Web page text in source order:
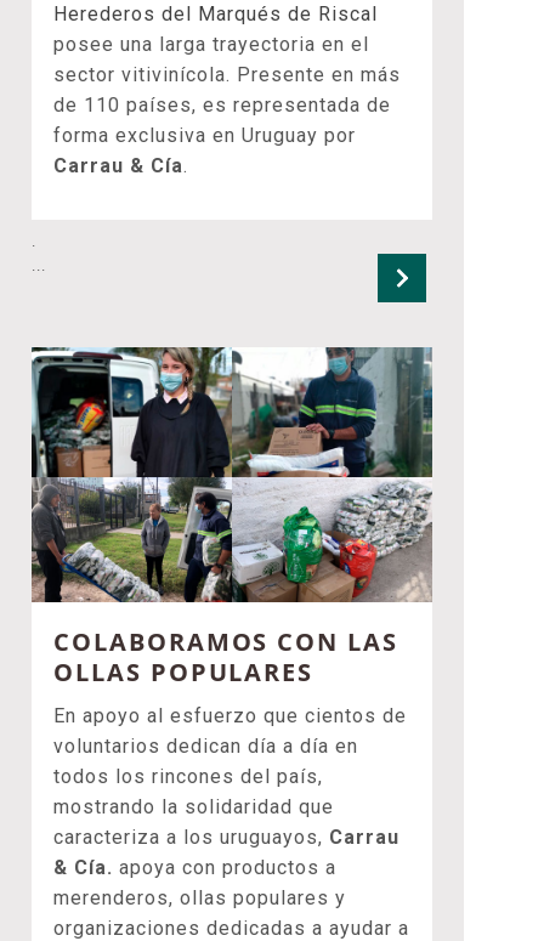
Herederos del Marqués de Riscal
posee una larga trayectoria en el
sector vitivinícola. Presente en más
de 110 países, es representada de
forma exclusiva en Uruguay por
Carrau & Cía.
COLABORAMOS CON LAS
OLLAS POPULARES
En apoyo al esfuerzo que cientos de
voluntarios dedican día a día en
todos los rincones del país,
mostrando la solidaridad que
caracteriza a los uruguayos, Carrau
& Cía. apoya con productos a
merenderos, ollas populares y
organizaciones dedicadas a ayudar a